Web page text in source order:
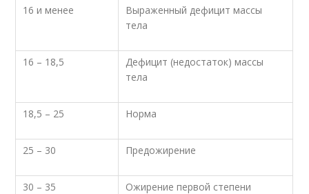
16 и менее
Выраженный дефицит массы
тела
16 – 18,5
Дефицит (недостаток) массы
тела
18,5 – 25 Норма
25 – 30 Предожирение
30 – 35 Ожирение первой степени